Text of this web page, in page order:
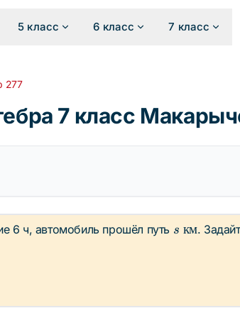
5 класс 6 класс 7 класс
277
7 класс
6 ч, автомобиль прошёл путь s \;
s км.